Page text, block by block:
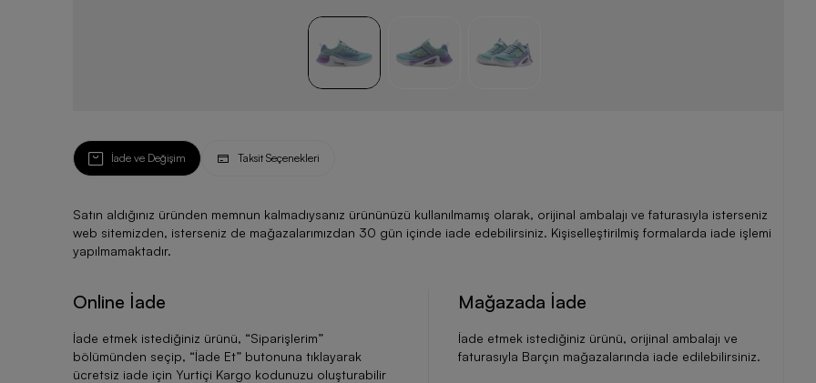
İade ve Değişim Taksit Seçenekleri
Satın aldığınız üründen memnun kalmadıysanız ürününüzü kullanılmamış olarak, orijinal ambalajı ve faturasıyla isterseniz
web sitemizden, isterseniz de mağazalarımızdan 30 gün içinde iade edebilirsiniz. Kişiselleştirilmiş formalarda iade işlemi
yapılmamaktadır.
Online İade
İade etmek istediğiniz ürünü, “Siparişlerim”
bölümünden seçip, “İade Et” butonuna tıklayarak
ücretsiz iade için Yurtiçi Kargo kodunuzu oluşturabilir
Mağazada İade
İade etmek istediğiniz ürünü, orijinal ambalajı ve
faturasıyla Barçın mağazalarında iade edilebilirsiniz.